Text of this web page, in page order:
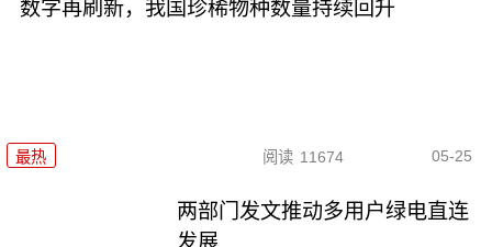
数字再刷新，我国珍稀物种数量持续回升
最热 阅读 11674 05-25
两部门发文推动多用户绿电直连
发展